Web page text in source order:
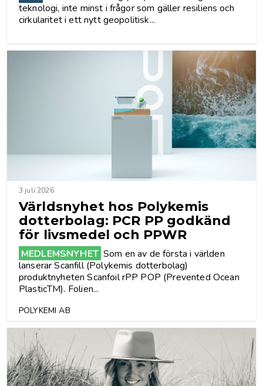
teknologi, inte minst i frågor som gäller resiliens och
cirkularitet i ett nytt geopolitisk...
3 juli 2026
Världsnyhet hos Polykemis
dotterbolag: PCR PP godkänd
för livsmedel och PPWR
MEDLEMSNYHET Som en av de första i världen
lanserar Scanfill (Polykemis dotterbolag)
produktnyheten Scanfoil rPP POP (Prevented Ocean
PlasticTM). Folien...
POLYKEMI AB